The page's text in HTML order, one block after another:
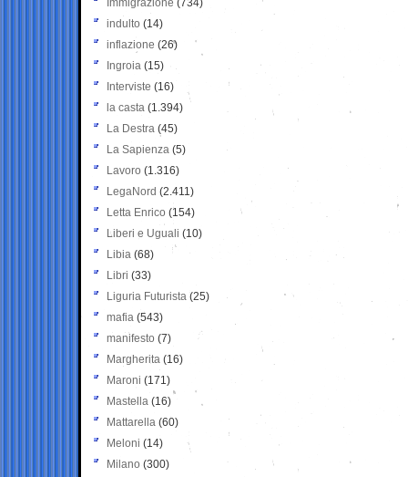
Immigrazione (734)
indulto (14)
inflazione (26)
Ingroia (15)
Interviste (16)
la casta (1.394)
La Destra (45)
La Sapienza (5)
Lavoro (1.316)
LegaNord (2.411)
Letta Enrico (154)
Liberi e Uguali (10)
Libia (68)
Libri (33)
Liguria Futurista (25)
mafia (543)
manifesto (7)
Margherita (16)
Maroni (171)
Mastella (16)
Mattarella (60)
Meloni (14)
Milano (300)